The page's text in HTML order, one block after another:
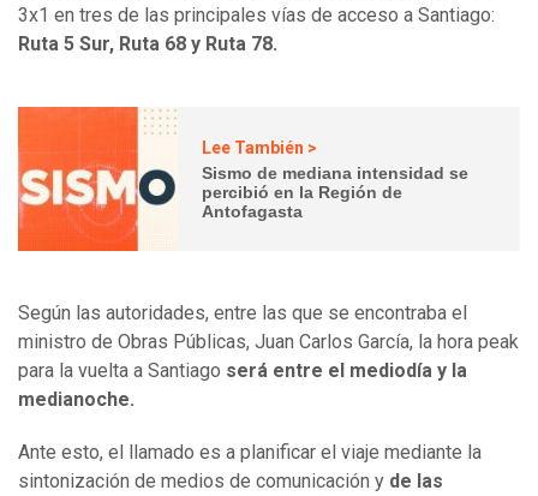
3x1 en tres de las principales vías de acceso a Santiago:
Ruta 5 Sur, Ruta 68 y Ruta 78.
Lee También >
Sismo de mediana intensidad se
percibió en la Región de
Antofagasta
Según las autoridades, entre las que se encontraba el
ministro de Obras Públicas, Juan Carlos García, la hora peak
para la vuelta a Santiago será entre el mediodía y la
medianoche.
Ante esto, el llamado es a planificar el viaje mediante la
sintonización de medios de comunicación y de las